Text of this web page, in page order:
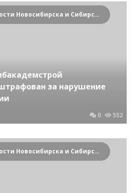
Криминальные новости Новосибирска и Сибирского региона
за нарушение
0 552
Криминальные новости Новосибирска и Сибирского региона